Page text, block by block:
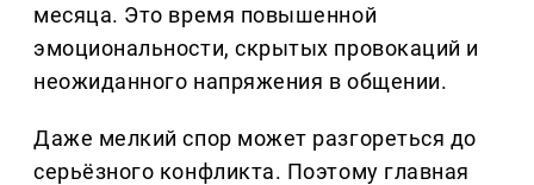
месяца. Это время повышенной
эмоциональности, скрытых провокаций и
неожиданного напряжения в общении.
Даже мелкий спор может разгореться до
серьёзного конфликта. Поэтому главная